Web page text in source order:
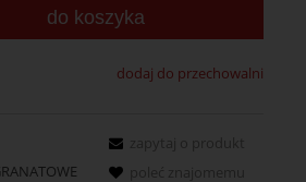
do koszyka
dodaj do przechowalni